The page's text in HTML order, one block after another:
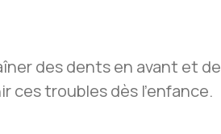
des dents en avant et
ces troubles dès l’enfance.